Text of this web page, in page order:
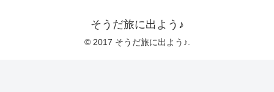
そうだ旅に出よう♪
© 2017 そうだ旅に出よう♪.